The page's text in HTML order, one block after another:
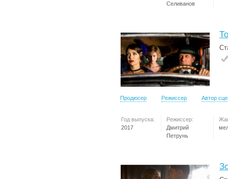
Селиванов
Продюсер Режиссер Автор
Год выпуска:
2017
Режиссер:
Дмитрий
Петрунь